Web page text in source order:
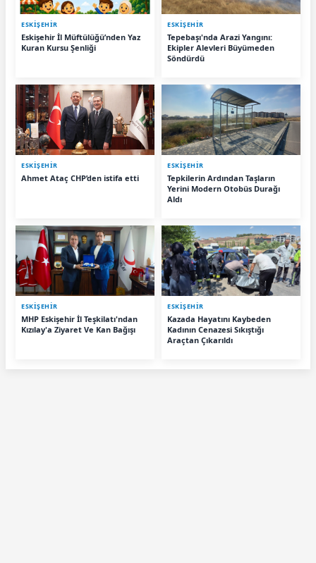
ESKIŞEHIR
Eskişehir İl Müftülüğü’nden Yaz
Kuran Kursu Şenliği
ESKIŞEHIR
Tepebaşı'nda Arazi Yangını:
Ekipler Alevleri Büyümeden
Söndürdü
ESKIŞEHIR
Ahmet Ataç CHP’den istifa etti
ESKIŞEHIR
Tepkilerin Ardından Taşların
Yerini Modern Otobüs Durağı
Aldı
ESKIŞEHIR
MHP Eskişehir İl Teşkilatı'ndan
Kızılay'a Ziyaret Ve Kan Bağışı
ESKIŞEHIR
Kazada Hayatını Kaybeden
Kadının Cenazesi Sıkıştığı
Araçtan Çıkarıldı